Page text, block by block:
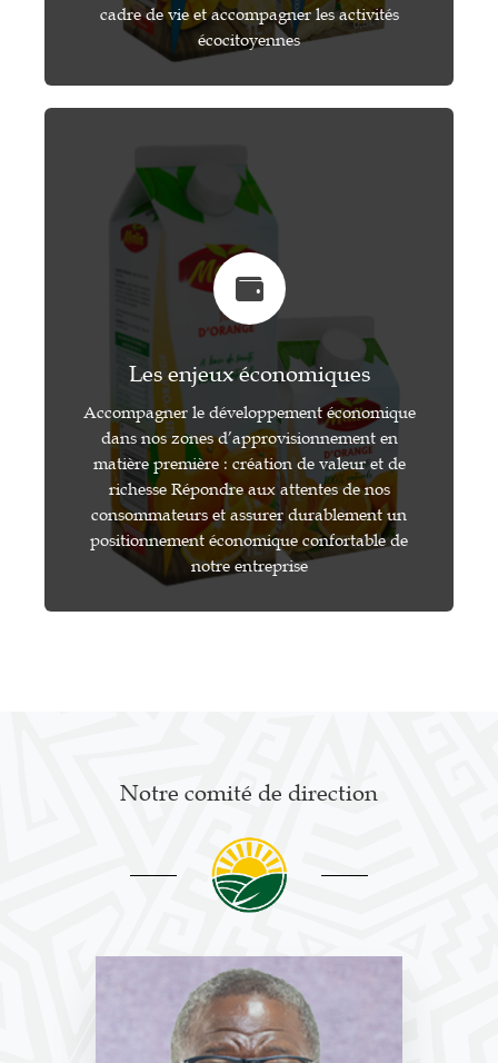
cadre de vie et accompagner les activités
écocitoyennes
Les enjeux économiques
Accompagner le développement économique
dans nos zones d’approvisionnement en
matière première : création de valeur et de
richesse Répondre aux attentes de nos
consommateurs et assurer durablement un
positionnement économique confortable de
notre entreprise
Notre comité de direction